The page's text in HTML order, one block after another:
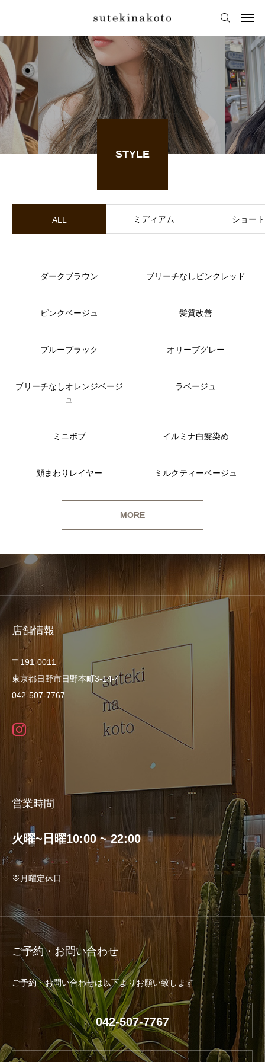
STYLE
ALL ミディアム ショート
ダークブラウン ブリーチなしピンクレッド
ピンクベージュ 髪質改善
ブルーブラック オリーブグレー
ブリーチなしオレンジベージ
ュ
ラベージュ
ミニボブ イルミナ白髪染め
顔まわりレイヤー ミルクティーベージュ
MORE
店舗情報
〒191-0011
東京都日野市日野本町3-14-4
042-507-7767
営業時間
火曜~日曜10:00 ~ 22:00
※月曜定休日
ご予約・お問い合わせ
ご予約・お問い合わせは以下よりお願い致します
042-507-7767